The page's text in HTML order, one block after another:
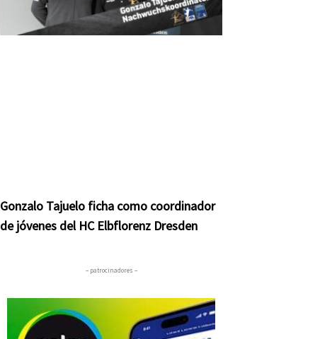
Gonzalo Tajuelo ficha como coordinador
de jóvenes del HC Elbflorenz Dresden
– patrocinadores –